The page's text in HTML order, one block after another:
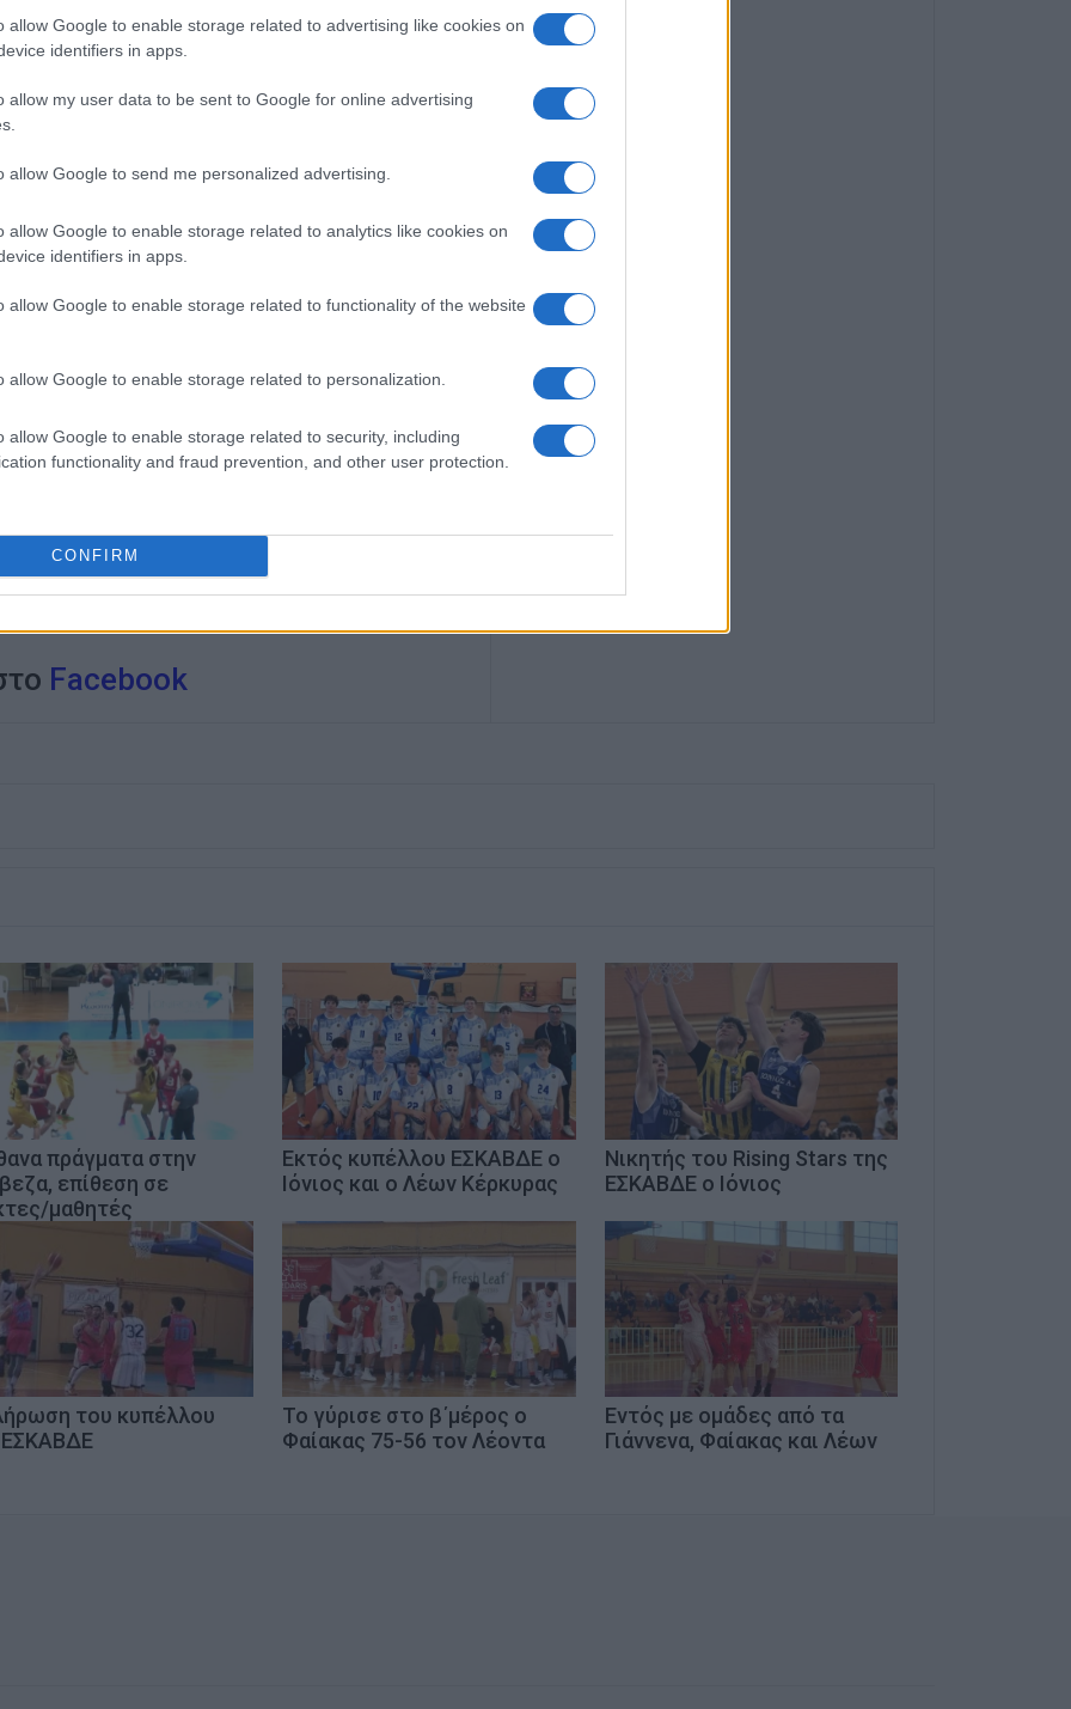
allow Google to enable storage related to advertising like cookies on
identifiers in apps.
allow my user data to be sent to Google for online advertising
allow Google to send me personalized advertising.
allow Google to enable storage related to analytics like cookies on
identifiers in apps.
allow Google to enable storage related to functionality of the website
allow Google to enable storage related to personalization.
allow Google to enable storage related to security, including
functionality and fraud prevention, and other user protection.
CONFIRM
μας της Α΄ κατηγορίας θα στοχεύσουν βασικά
θέση τους την εξασφαλίζει, αφού εξαρτάται και
στην ΕΣΚΑΒΔΕ θα υποβιβαστούν. Οπότε μόνο οι
αλλά ίσως και η 12
θέλει να επιστρέψει στην Α΄ κατηγορία, ο
ότι θα το πετύχει.
του Πανεπιστημίου Πειραιά. Συνεργάστηκε
Πορεία της Κέρκυρας», ενώ από τις
χρόνια στο «Κερκυραϊκό Βήμα». Από το 1994
«Κερκυραϊκά Σπορ» και από το 2000 και για
ΣΠΟΡ». Από το 2015 εργάζεται στην
με την τηλεόραση του Corfu Channel
του) και Start TV, συνολικά 15 χρόνια.
Facebook
πράγματα στην
επίθεση σε
μαθητές
Εκτός κυπέλλου ΕΣΚΑΒΔΕ ο
Ιόνιος και ο Λέων Κέρκυρας
Νικητής του Rising Stars της
ΕΣΚΑΒΔΕ ο Ιόνιος
του κυπέλλου
ΕΣΚΑΒΔΕ
Το γύρισε στο β΄μέρος ο
Φαίακας 75-56 τον Λέοντα
Εντός με ομάδες από τα
Γιάννενα, Φαίακας και Λέων